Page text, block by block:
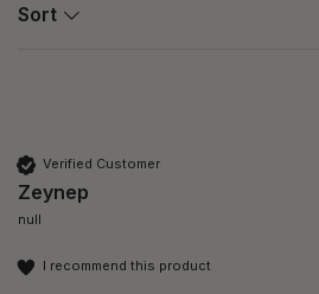
Sort
Verified Customer
Zeynep
null
I recommend this product